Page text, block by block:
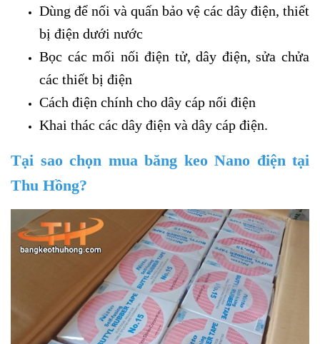
Dùng để nối và quấn bảo vệ các dây điện, thiết
bị điện dưới nước
Bọc các mối nối điện tử, dây điện, sửa chửa
các thiết bị điện
Cách điện chính cho dây cáp nối điện
Khai thác các dây điện và dây cáp điện.
Tại sao chọn mua băng keo Nano điện tại
Thu Hồng?